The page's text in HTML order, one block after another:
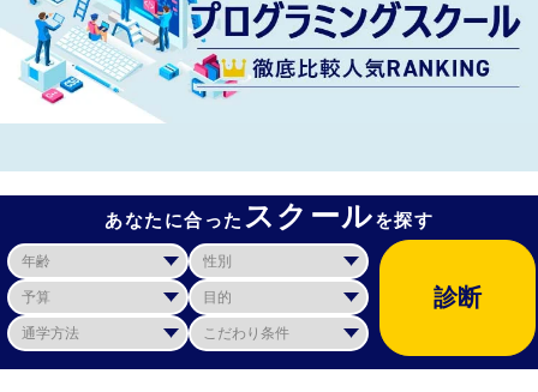
あなたに合った スクールを探す